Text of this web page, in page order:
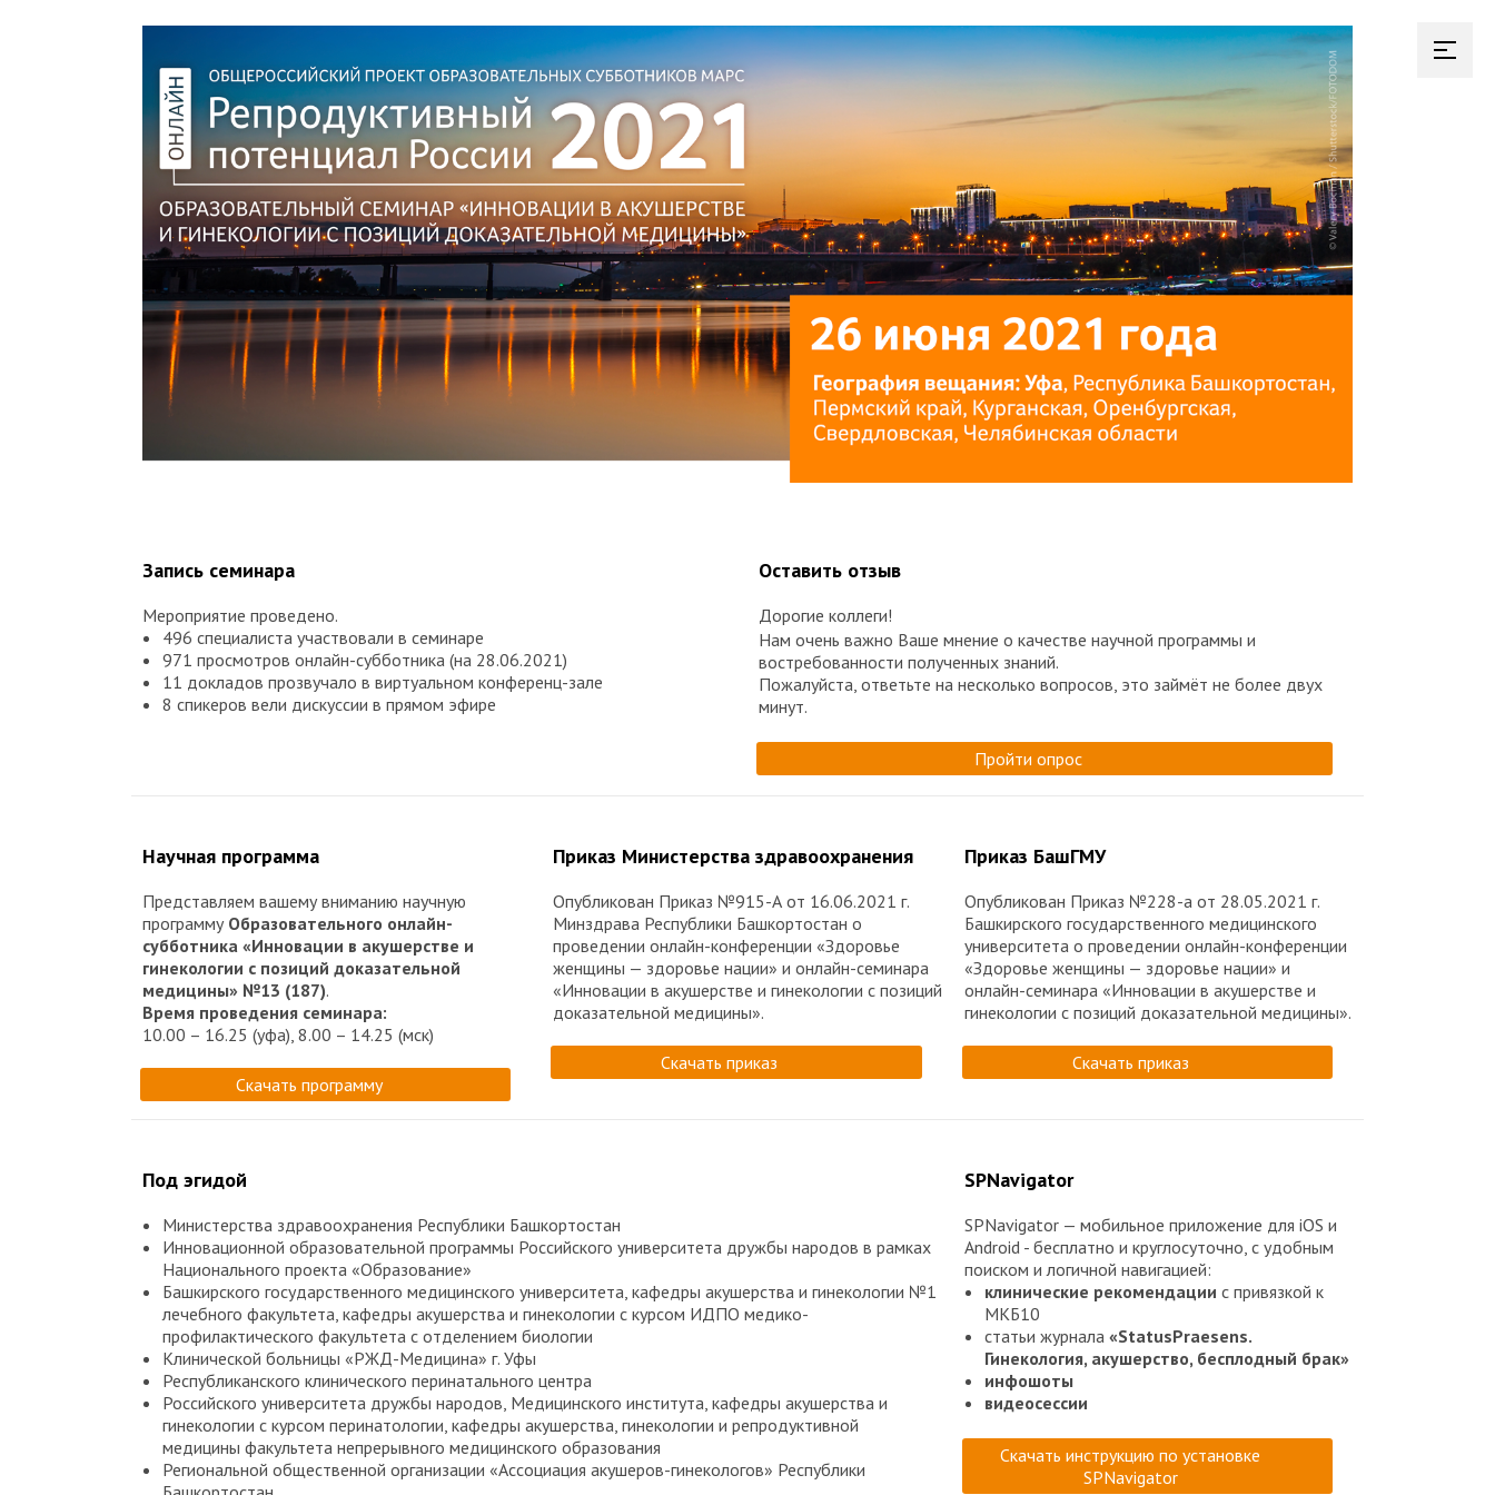
Запись семинара
Мероприятие проведено.
496 специалиста участвовали в семинаре
971 просмотров онлайн-субботника (на 28.06.2021)
11 докладов прозвучало в виртуальном конференц-зале
8 спикеров вели дискуссии в прямом эфире
Оставить отзыв
Дорогие коллеги!
Нам очень важно Ваше мнение о качестве научной программы и
востребованности полученных знаний.
Пожалуйста, ответьте на несколько вопросов, это займёт не более двух
минут.
Пройти опрос
Научная программа
Представляем вашему вниманию научную
программу Образовательного онлайн-
субботника «Инновации в акушерстве и
гинекологии с позиций доказательной
медицины» №13 (187).
Время проведения семинара:
10.00 – 16.25 (уфа), 8.00 – 14.25 (мск)
Скачать программу
Приказ Министерства здравоохранения
Опубликован Приказ №915-А от 16.06.2021 г.
Минздрава Республики Башкортостан о
проведении онлайн-конференции «Здоровье
женщины — здоровье нации» и онлайн-семинара
«Инновации в акушерстве и гинекологии с позиций
доказательной медицины».
Скачать приказ
Приказ БашГМУ
Опубликован Приказ №228-а от 28.05.2021 г.
Башкирского государственного медицинского
университета о проведении онлайн-конференции
«Здоровье женщины — здоровье нации» и
онлайн-семинара «Инновации в акушерстве и
гинекологии с позиций доказательной медицины».
Скачать приказ
Под эгидой
Министерства здравоохранения Республики Башкортостан
Инновационной образовательной программы Российского университета дружбы народов в рамках
Национального проекта «Образование»
Башкирского государственного медицинского университета, кафедры акушерства и гинекологии №1
лечебного факультета, кафедры акушерства и гинекологии с курсом ИДПО медико-
профилактического факультета с отделением биологии
Клинической больницы «РЖД-Медицина» г. Уфы
Республиканского клинического перинатального центра
Российского университета дружбы народов, Медицинского института, кафедры акушерства и
гинекологии с курсом перинатологии, кафедры акушерства, гинекологии и репродуктивной
медицины факультета непрерывного медицинского образования
Региональной общественной организации «Ассоциация акушеров-гинекологов» Республики
SPNavigator
SPNavigator — мобильное приложение для iOS и
Android - бесплатно и круглосуточно, с удобным
поиском и логичной навигацией:
клинические рекомендации с привязкой к
МКБ10
статьи журнала «StatusPraesens.
Гинекология, акушерство, бесплодный брак»
инфошоты
видеосессии
Скачать инструкцию по установке
SPNavigator